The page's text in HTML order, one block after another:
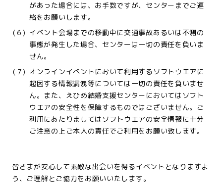
があった場合には、お手数ですが、センターまでご連
絡をお願いします。
(６) イベント会場までの移動中に交通事故あるいは不測の
事態が発生した場合、センターは一切の責任を負いま
せん。
(７) オンラインイベントにおいて利用するソフトウエアに
起因する情報漏洩等については一切の責任を負いませ
ん。また、えひめ結婚支援センターにおいてはソフト
ウエアの安全性を保障するものではございません。ご
利用にあたりましてはソフトウエアの安全情報に十分
ご注意の上ご本人の責任でご利用をお願い致します。
皆さまが安心して素敵な出会いを得るイベントとなりますよ
う、ご理解とご協力をお願いいたします。